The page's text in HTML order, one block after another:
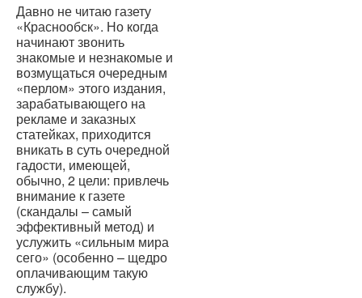
Давно не читаю газету
«Краснообск». Но когда
начинают звонить
знакомые и незнакомые и
возмущаться очередным
«перлом» этого издания,
зарабатывающего на
рекламе и заказных
статейках, приходится
вникать в суть очередной
гадости, имеющей,
обычно, 2 цели: привлечь
внимание к газете
(скандалы – самый
эффективный метод) и
услужить «сильным мира
сего» (особенно – щедро
оплачивающим такую
службу).